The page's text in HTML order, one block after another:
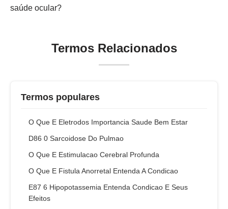
saúde ocular?
Termos Relacionados
Termos populares
O Que E Eletrodos Importancia Saude Bem Estar
D86 0 Sarcoidose Do Pulmao
O Que E Estimulacao Cerebral Profunda
O Que E Fistula Anorretal Entenda A Condicao
E87 6 Hipopotassemia Entenda Condicao E Seus
Efeitos